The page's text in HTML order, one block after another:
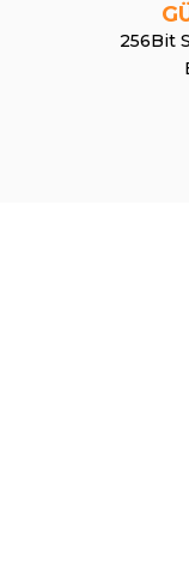
256Bit